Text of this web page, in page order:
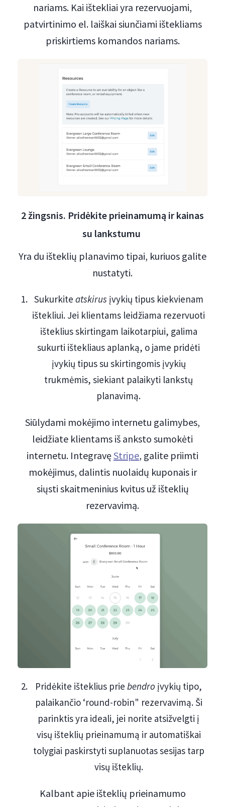
nariams. Kai ištekliai yra rezervuojami,
patvirtinimo el. laiškai siunčiami ištekliams
priskirtiems komandos nariams.
2 žingsnis. Pridėkite prieinamumą ir kainas
su lankstumu
Yra du išteklių planavimo tipai, kuriuos galite
nustatyti.
Sukurkite atskirus įvykių tipus kiekvienam
ištekliui. Jei klientams leidžiama rezervuoti
išteklius skirtingam laikotarpiui, galima
sukurti ištekliaus aplanką, o jame pridėti
įvykių tipus su skirtingomis įvykių
trukmėmis, siekiant palaikyti lankstų
planavimą.
Siūlydami mokėjimo internetu galimybes,
leidžiate klientams iš anksto sumokėti
internetu. IntegravęStripe, galite priimti
mokėjimus, dalintis nuolaidų kuponais ir
siųsti skaitmeninius kvitus už išteklių
rezervavimą.
Pridėkite išteklius prie bendro įvykių tipo,
palaikančio ‘round-robin" rezervavimą. Ši
parinktis yra ideali, jei norite atsižvelgti į
visų išteklių prieinamumą ir automatiškai
tolygiai paskirstyti suplanuotas sesijas tarp
visų išteklių.
Kalbant apie išteklių prieinamumo